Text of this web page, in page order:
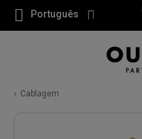
Português
Cablagem